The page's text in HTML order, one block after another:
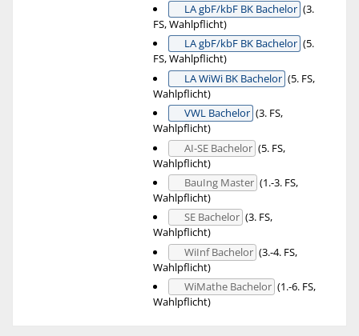
LA gbF/kbF BK Bachelor (3.
FS, Wahlpflicht)
LA gbF/kbF BK Bachelor (5.
FS, Wahlpflicht)
LA WiWi BK Bachelor (5. FS,
Wahlpflicht)
VWL Bachelor (3. FS,
Wahlpflicht)
AI-SE Bachelor (5. FS,
Wahlpflicht)
BauIng Master (1.-3. FS,
Wahlpflicht)
SE Bachelor (3. FS,
Wahlpflicht)
WiInf Bachelor (3.-4. FS,
Wahlpflicht)
WiMathe Bachelor (1.-6. FS,
Wahlpflicht)